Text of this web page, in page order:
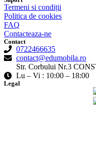
Termeni si condiții
Politica de cookies
FAQ
Contacteaza-ne
Contact
0722466635
contact@edumobila.ro
Str. Corbului Nr.3
Lu – Vi : 10:00 – 18:00
Legal